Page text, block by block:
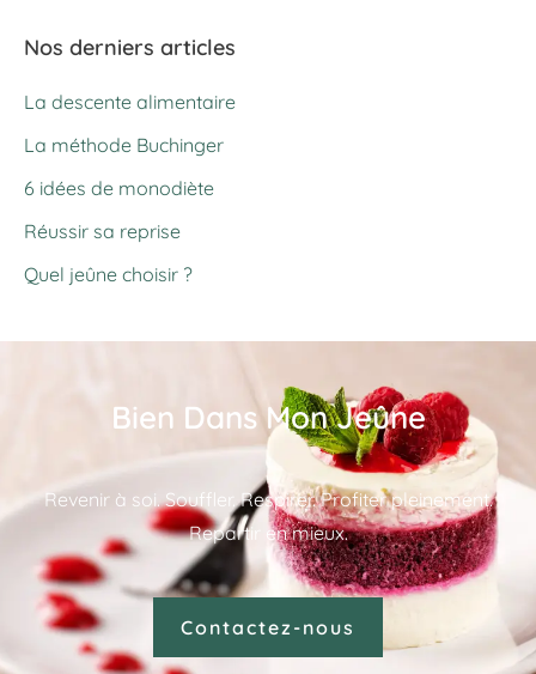
Nos derniers articles
La descente alimentaire
La méthode Buchinger
6 idées de monodiète
Réussir sa reprise
Quel jeûne choisir ?
Bien Dans Mon Jeûne
Revenir à soi. Souffler. Respirer. Profiter pleinement.
Repartir en mieux.
Contactez-nous